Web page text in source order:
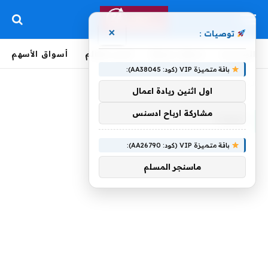
أخبار العالم أسواق الأسهم
الوفاء
توصيات : ×
باقة متميزة VIP (كود: AA38045):
اول اثنين ريادة اعمال
مشاركة ارباح ادسنس
باقة متميزة VIP (كود: AA26790):
ماسنجر المسلم